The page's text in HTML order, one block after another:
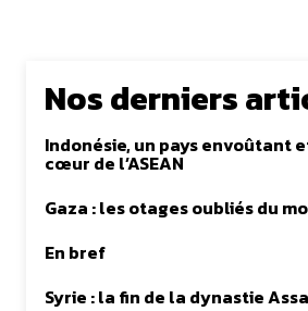
Nos derniers
Indonésie, un pays envoûtant
cœur de l’ASEAN
Gaza : les otages oubliés du
En bref
Syrie : la fin de la dynastie